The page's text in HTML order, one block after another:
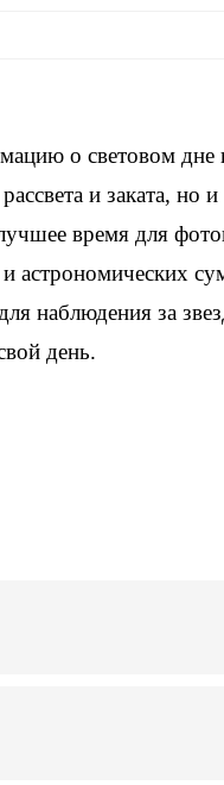
о световом
и заката, но
время для
астрономических
наблюдения за
день.